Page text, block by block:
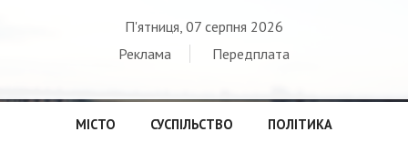
П'ятниця, 07 серпня 2026
Реклама
Передплата
МІСТО СУСПІЛЬСТВО
ПОЛІТИКА